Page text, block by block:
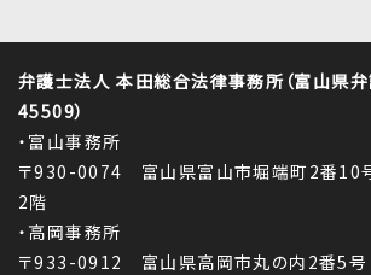
弁護士法人 本田総合法律事務所（富山県
45509）
・富山事務所
〒930-0074 富山県富山市堀端町2番10
2階
・高岡事務所
〒933-0912 富山県高岡市丸の内2番5号